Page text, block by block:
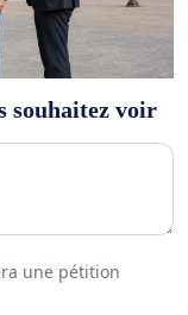
souhaitez voir
une pétition